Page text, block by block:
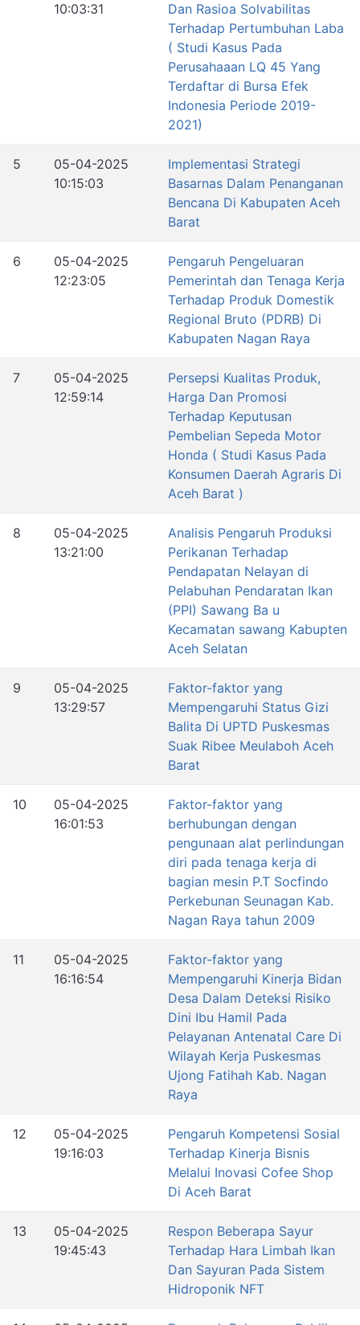
10:03:31
Dan Rasioa Solvabilitas
Terhadap Pertumbuhan Laba
( Studi Kasus Pada
Perusahaaan LQ 45 Yang
Terdaftar di Bursa Efek
Indonesia Periode 2019-
2021)
5
05-04-2025
10:15:03
Implementasi Strategi
Basarnas Dalam Penanganan
Bencana Di Kabupaten Aceh
Barat
6
05-04-2025
12:23:05
Pengaruh Pengeluaran
Pemerintah dan Tenaga Kerja
Terhadap Produk Domestik
Regional Bruto (PDRB) Di
Kabupaten Nagan Raya
7
05-04-2025
12:59:14
Persepsi Kualitas Produk,
Harga Dan Promosi
Terhadap Keputusan
Pembelian Sepeda Motor
Honda ( Studi Kasus Pada
Konsumen Daerah Agraris Di
Aceh Barat )
8
05-04-2025
13:21:00
Analisis Pengaruh Produksi
Perikanan Terhadap
Pendapatan Nelayan di
Pelabuhan Pendaratan Ikan
(PPI) Sawang Ba u
Kecamatan sawang Kabupten
Aceh Selatan
9
05-04-2025
13:29:57
Faktor-faktor yang
Mempengaruhi Status Gizi
Balita Di UPTD Puskesmas
Suak Ribee Meulaboh Aceh
Barat
10
05-04-2025
16:01:53
Faktor-faktor yang
berhubungan dengan
pengunaan alat perlindungan
diri pada tenaga kerja di
bagian mesin P.T Socfindo
Perkebunan Seunagan Kab.
Nagan Raya tahun 2009
11
05-04-2025
16:16:54
Faktor-faktor yang
Mempengaruhi Kinerja Bidan
Desa Dalam Deteksi Risiko
Dini Ibu Hamil Pada
Pelayanan Antenatal Care Di
Wilayah Kerja Puskesmas
Ujong Fatihah Kab. Nagan
Raya
12
05-04-2025
19:16:03
Pengaruh Kompetensi Sosial
Terhadap Kinerja Bisnis
Melalui Inovasi Cofee Shop
Di Aceh Barat
13
05-04-2025
19:45:43
Respon Beberapa Sayur
Terhadap Hara Limbah Ikan
Dan Sayuran Pada Sistem
Hidroponik NFT